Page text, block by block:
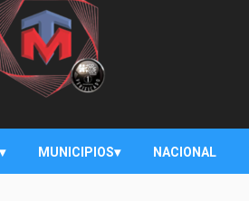
MUNICIPIOS NACIONAL